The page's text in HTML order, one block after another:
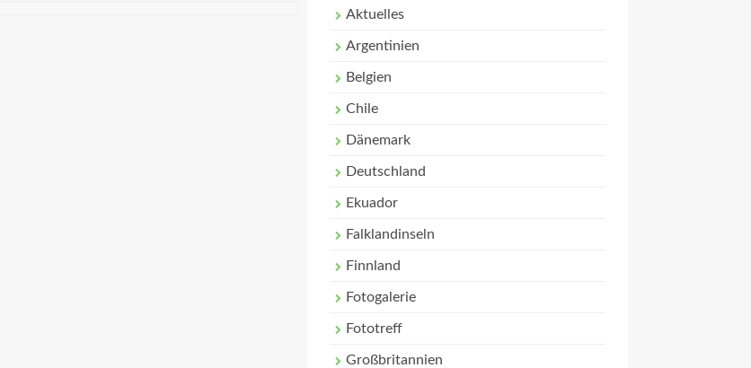
Aktuelles
Argentinien
Belgien
Chile
Dänemark
Deutschland
Ekuador
Falklandinseln
Finnland
Fotogalerie
Fototreff
Großbritannien